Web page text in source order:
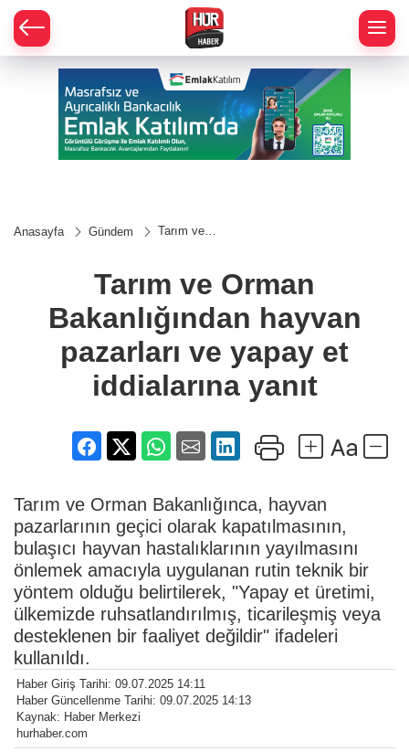
Anasayfa Gündem
Tarım ve
pazarları ve
iddialarına
yanıt
Tarım ve Orman
Bakanlığından hayvan
pazarları ve yapay et
iddialarına yanıt
Tarım ve Orman Bakanlığınca, hayvan
pazarlarının geçici olarak kapatılmasının,
bulaşıcı hayvan hastalıklarının yayılmasını
önlemek amacıyla uygulanan rutin teknik bir
yöntem olduğu belirtilerek, "Yapay et üretimi,
ülkemizde ruhsatlandırılmış, ticarileşmiş veya
desteklenen bir faaliyet değildir" ifadeleri
kullanıldı.
Haber Giriş Tarihi: 09.07.2025 14:11
Haber Güncellenme Tarihi: 09.07.2025 14:13
Kaynak: Haber Merkezi
hurhaber.com